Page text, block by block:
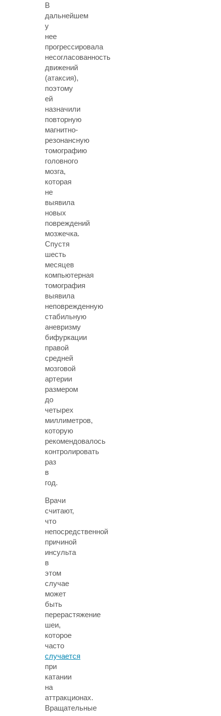
В
дальнейшем
у
нее
прогрессировала
несогласованность
движений
(атаксия),
поэтому
ей
назначили
повторную
магнитно-
резонансную
томографию
головного
мозга,
которая
не
выявила
новых
повреждений
мозжечка.
Спустя
шесть
месяцев
компьютерная
томография
выявила
неповрежденную
стабильную
аневризму
бифуркации
правой
средней
мозговой
артерии
размером
до
четырех
миллиметров,
которую
рекомендовалось
контролировать
раз
в
год.
Врачи
считают,
что
непосредственной
причиной
инсульта
в
этом
случае
может
быть
перерастяжение
шеи,
которое
часто
случается
при
катании
на
аттракционах.
Вращательные